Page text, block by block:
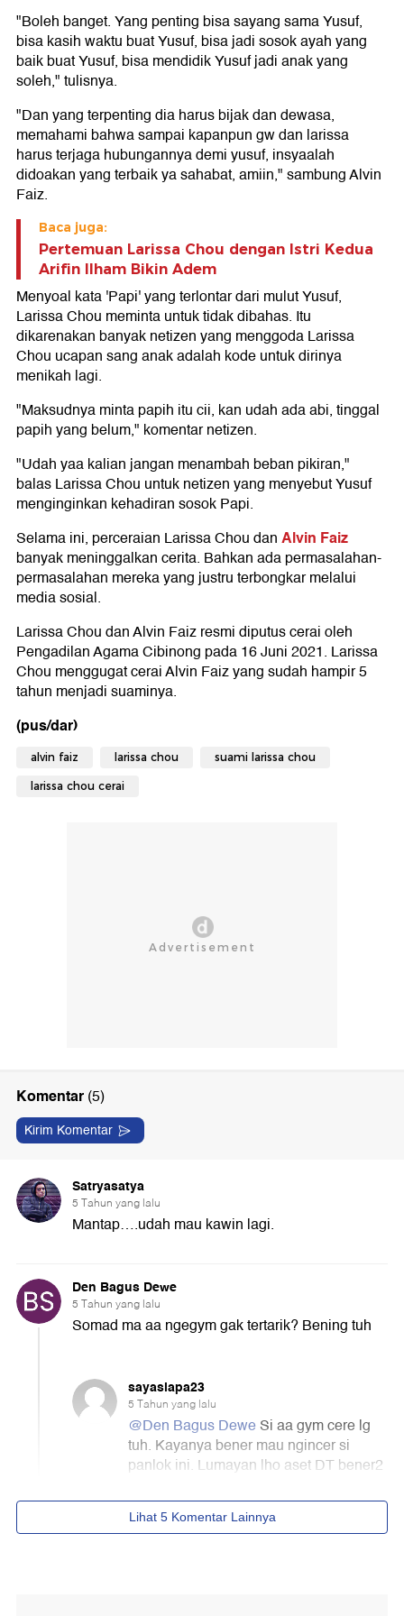
"Boleh banget. Yang penting bisa sayang sama Yusuf,
bisa kasih waktu buat Yusuf, bisa jadi sosok ayah yang
baik buat Yusuf, bisa mendidik Yusuf jadi anak yang
soleh," tulisnya.
"Dan yang terpenting dia harus bijak dan dewasa,
memahami bahwa sampai kapanpun gw dan larissa
harus terjaga hubungannya demi yusuf, insyaalah
didoakan yang terbaik ya sahabat, amiin," sambung Alvin
Faiz.
Baca juga:
Pertemuan Larissa Chou dengan Istri Kedua
Arifin Ilham Bikin Adem
Menyoal kata 'Papi' yang terlontar dari mulut Yusuf,
Larissa Chou meminta untuk tidak dibahas. Itu
dikarenakan banyak netizen yang menggoda Larissa
Chou ucapan sang anak adalah kode untuk dirinya
menikah lagi.
"Maksudnya minta papih itu cii, kan udah ada abi, tinggal
papih yang belum," komentar netizen.
"Udah yaa kalian jangan menambah beban pikiran,"
balas Larissa Chou untuk netizen yang menyebut Yusuf
menginginkan kehadiran sosok Papi.
Selama ini, perceraian Larissa Chou danAlvin Faiz
banyak meninggalkan cerita. Bahkan ada permasalahan-
permasalahan mereka yang justru terbongkar melalui
media sosial.
Larissa Chou dan Alvin Faiz resmi diputus cerai oleh
Pengadilan Agama Cibinong pada 16 Juni 2021. Larissa
Chou menggugat cerai Alvin Faiz yang sudah hampir 5
tahun menjadi suaminya.
(pus/dar)
alvin faiz larissa chou suami larissa chou
larissa chou cerai